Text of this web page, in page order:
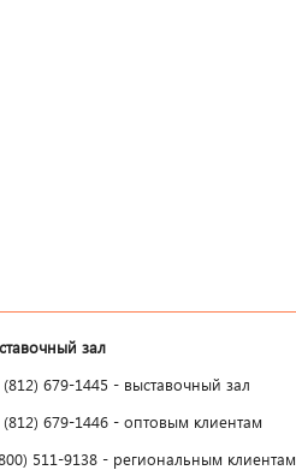
зал
679-1445 - выставочный зал
679-1446 - оптовым клиентам
511-9138 - региональным клиентам